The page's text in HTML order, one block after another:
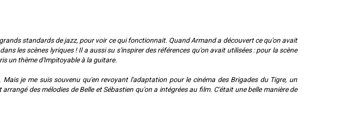
standards de jazz, pour voir ce qui fonctionnait. Quand Armand a découvert ce qu'on avait
les scènes lyriques ! Il a aussi su s'inspirer des références qu'on avait utilisées : pour la scène
un thème d'Impitoyable à la guitare.
je me suis souvenu qu'en revoyant l'adaptation pour le cinéma des Brigades du Tigre, un
des mélodies de Belle et Sébastien qu'on a intégrées au film. C'était une belle manière de